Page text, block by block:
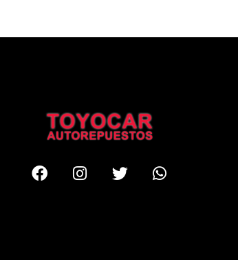
FacebookInstagram
TwitterWhatsapp